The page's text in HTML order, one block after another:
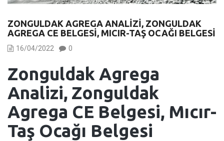
ZONGULDAK AGREGA ANALIZI, ZONGULDAK
AGREGA CE BELGESI, MICIR-TAŞ OCAĞI BELGESI
16/04/2022 0
Zonguldak Agrega
Analizi, Zonguldak
Agrega CE Belgesi, Mıcır-
Taş Ocağı Belgesi